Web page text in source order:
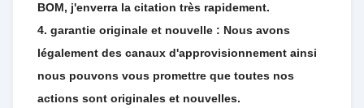
BOM, j'enverra la citation très rapidement.
4. garantie originale et nouvelle : Nous avons
légalement des canaux d'approvisionnement ainsi
nous pouvons vous promettre que toutes nos
actions sont originales et nouvelles.